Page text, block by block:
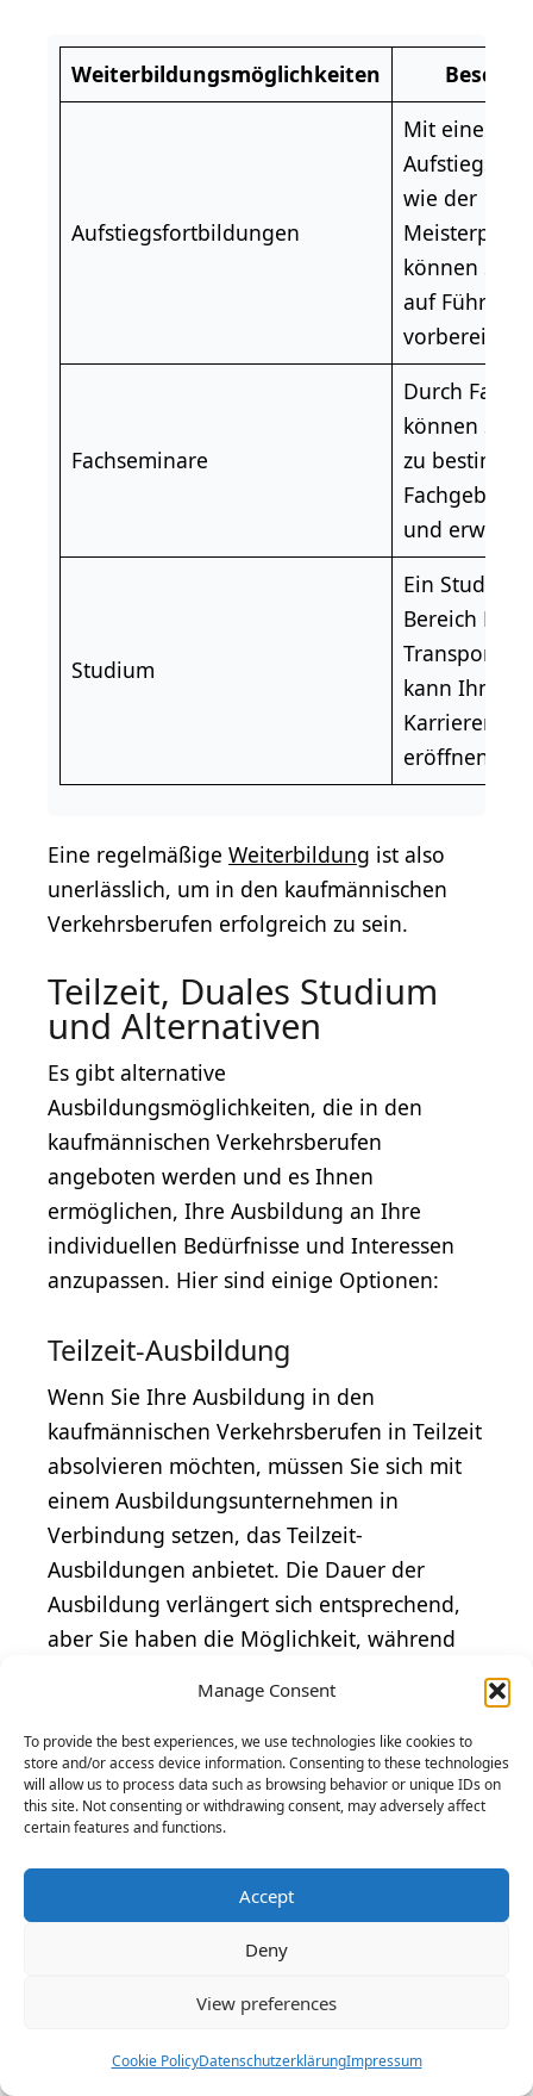
Manage Consent
To provide the best experiences, we use technologies like cookies to
store and/or access device information. Consenting to these technologies
will allow us to process data such as browsing behavior or unique IDs on
this site. Not consenting or withdrawing consent, may adversely affect
certain features and functions.
Accept
Deny
View preferences
Cookie PolicyDatenschutzerklärungImpressum
Weiterbildungsmöglichkeiten
Aufstiegsfortbildungen
Mit einer
wie der
können Sie
auf
vorbereiten.
Fachseminare
Durch
können Sie
zu
und
Studium
Ein Studium
Bereich
kann Ihnen
eröffnen.
Eine regelmäßige Weiterbildung ist also
unerlässlich, um in den kaufmännischen
Verkehrsberufen erfolgreich zu sein.
Teilzeit, Duales Studium
und Alternativen
Es gibt alternative
Ausbildungsmöglichkeiten, die in den
kaufmännischen Verkehrsberufen
angeboten werden und es Ihnen
ermöglichen, Ihre Ausbildung an Ihre
individuellen Bedürfnisse und Interessen
anzupassen. Hier sind einige Optionen:
Teilzeit-Ausbildung
Wenn Sie Ihre Ausbildung in den
kaufmännischen Verkehrsberufen in Teilzeit
absolvieren möchten, müssen Sie sich mit
einem Ausbildungsunternehmen in
Verbindung setzen, das Teilzeit-
Ausbildungen anbietet. Die Dauer der
Ausbildung verlängert sich entsprechend,
aber Sie haben die Möglichkeit, während
Ihr Studium fortzusetzen.
Duales Studium
Neben der klassischen Berufsausbildung
Verkehrsberufen auchduale Studiengänge
bei denen Sie einen akademischen
Abschluss und eine berufliche Qualifikation
erwerben können. Diese Art der Ausbildung
die Chance, in Ihrem Unternehmen